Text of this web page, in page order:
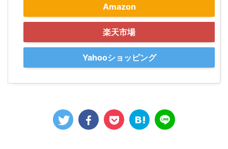
Amazon
楽天市場
Yahooショッピング